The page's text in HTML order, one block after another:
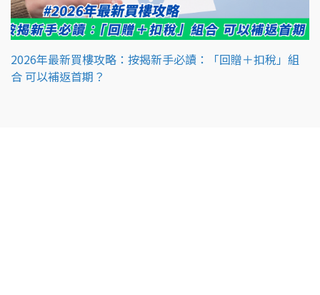
2026年最新買樓攻略：按揭新手必讀：「回贈＋扣稅」組
合 可以補返首期？